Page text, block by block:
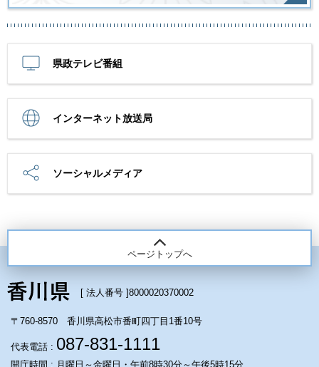
県政テレビ番組
インターネット放送局
ソーシャルメディア
ページトップへ
[ 法人番号 ]8000020370002
〒760-8570 香川県高松市番町四丁目1番10号
代表電話 : 087-831-1111
開庁時間 : 月曜日～金曜日・午前8時30分～午後5時15分